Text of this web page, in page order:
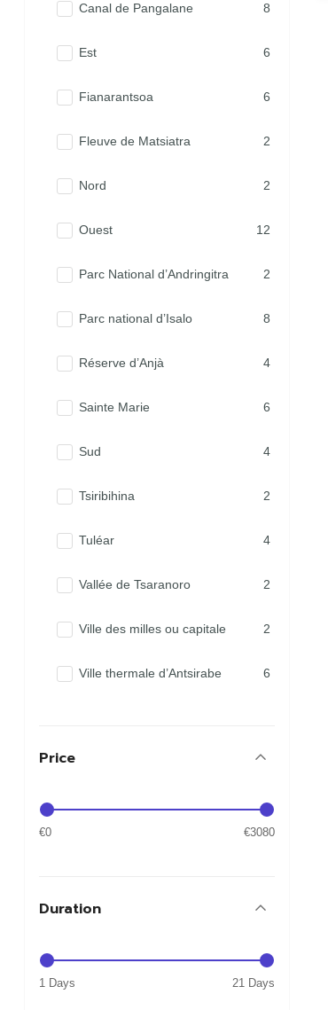
Canal de Pangalane 8
Est 6
Fianarantsoa 6
Fleuve de Matsiatra 2
Nord 2
Ouest 12
Parc National d’Andringitra 2
Parc national d’Isalo 8
Réserve d’Anjà 4
Sainte Marie 6
Sud 4
Tsiribihina 2
Tuléar 4
Vallée de Tsaranoro 2
Ville des milles ou capitale 2
Ville thermale d’Antsirabe 6
Price
€0 €3080
Duration
1 Days 21 Days